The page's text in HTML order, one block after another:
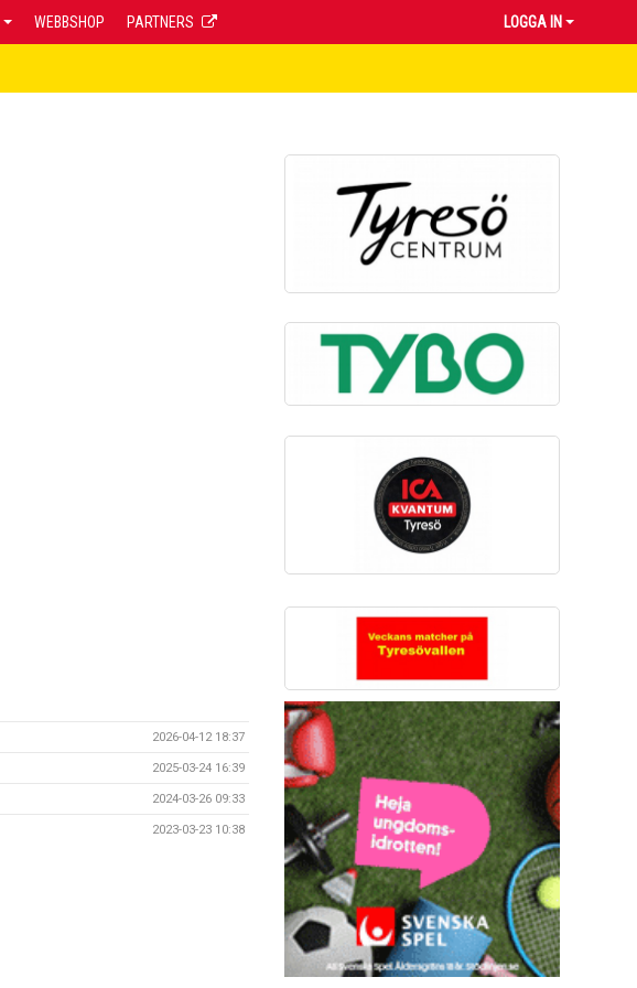
WEBBSHOP PARTNERS LOGGA IN
2026-04-12 18:37
2025-03-24 16:39
2024-03-26 09:33
2023-03-23 10:38